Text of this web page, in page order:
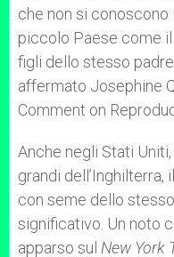
che non si conoscono
piccolo Paese come
figli dello stesso
affermato Josephine
Comment on
Anche negli Stati
grandi
con seme dello
significativo. Un noto
apparso sul New York